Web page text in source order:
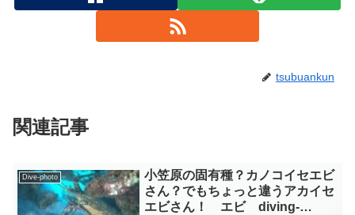
tsubuankun
関連記事
Dive-photo
小笠原の固有種？カノコイセエビ
さん？でもちょっと違うアカイセ
エビさん！ エビ diving-